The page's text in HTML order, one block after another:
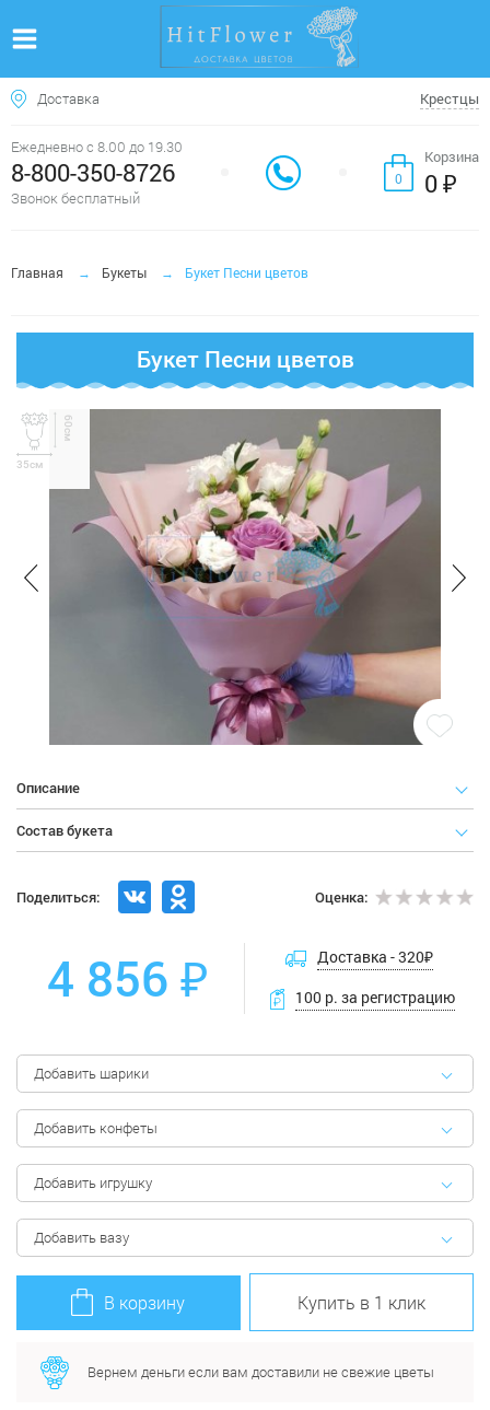
Доставка Крестцы
Ежедневно с 8.00 до 19.30
8-800-350-8726
Звонок бесплатный
0
Корзина
0 ₽
Главная Букеты Букет Песни цветов
Букет Песни цветов
35см
60см
Описание
Состав букета
Поделиться: Оценка:
4 856 ₽ Доставка -320₽
100 р. за регистрацию
Добавить шарики
Добавить конфеты
Добавить игрушку
Добавить вазу
В корзину Купить в 1 клик
Вернем деньги если вам доставили не свежие цветы